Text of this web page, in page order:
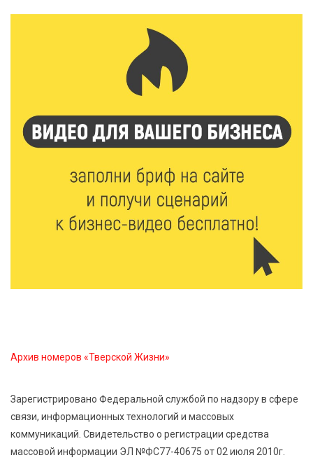
Виталий Королев: 58 пространств благоустроят в
необычная лекция об истории танцевальной
музыки
Завершается обустройство трассы
Витязи — Духовщина — Белый — Нелидово в
5 Авг 2026 16:16 81
«Сделано в России»
5 Авг 2026 16:02 364
Спорт и дисциплина: транспортные полицейские
Архив номеров «Тверской Жизни»
Зарегистрировано Федеральной службой по надзору в сфере
связи, информационных технологий и массовых
коммуникаций. Свидетельство о регистрации средства
массовой информации ЭЛ №ФС77-40675 от 02 июля 2010г.